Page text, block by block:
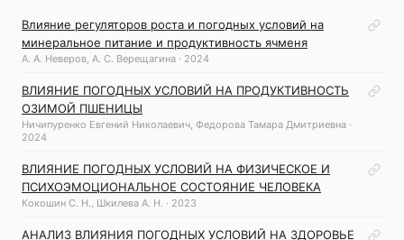
Влияние регуляторов роста и погодных условий на
минеральное питание и продуктивность ячменя
А. А. Неверов, А. С. Верещагина · 2024
ВЛИЯНИЕ ПОГОДНЫХ УСЛОВИЙ НА ПРОДУКТИВНОСТЬ
ОЗИМОЙ ПШЕНИЦЫ
Ничипуренко Евгений Николаевич, Федорова Тамара Дмитриевна ·
2024
ВЛИЯНИЕ ПОГОДНЫХ УСЛОВИЙ НА ФИЗИЧЕСКОЕ И
ПСИХОЭМОЦИОНАЛЬНОЕ СОСТОЯНИЕ ЧЕЛОВЕКА
Кокошин С. Н., Шкилева А. Н. · 2023
АНАЛИЗ ВЛИЯНИЯ ПОГОДНЫХ УСЛОВИЙ НА ЗДОРОВЬЕ